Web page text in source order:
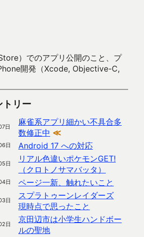
）でのアプリ公開のこと、プ
開発（Xcode, Objective-C,
トリー
日
麻雀系アプリ細かい不具合多
数修正中 ≪
日 Android 17 への対応
日
リアル色違いポケモンGET!
（クロトノサマバッタ）
日 ページ一新、触れたいこと
日
スプラトゥーンレイダーズ
現時点で思ったこと
日
京田辺市は小学生ハンドボー
ルの聖地